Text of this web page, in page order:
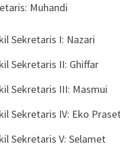
Muhandi
Sekretaris I: Nazari
Sekretaris II: Ghiffar
Sekretaris III: Masmui
Sekretaris IV: Eko
Sekretaris V: Selamet